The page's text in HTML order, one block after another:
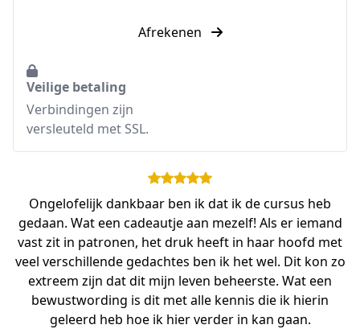
Afrekenen
Veilige betaling
Verbindingen zijn
versleuteld met SSL.
Ongelofelijk dankbaar ben ik dat ik de cursus heb
gedaan. Wat een cadeautje aan mezelf! Als er iemand
vast zit in patronen, het druk heeft in haar hoofd met
veel verschillende gedachtes ben ik het wel. Dit kon zo
extreem zijn dat dit mijn leven beheerste. Wat een
bewustwording is dit met alle kennis die ik hierin
geleerd heb hoe ik hier verder in kan gaan.